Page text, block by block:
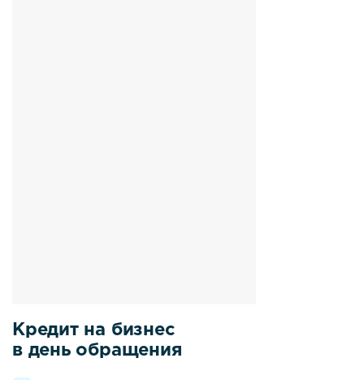
Кредит на бизнес
в день обращения